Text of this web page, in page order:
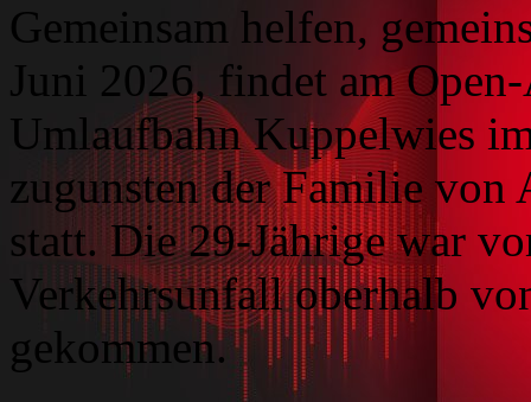
Gemeinsam helfen,
Juni 2026, findet am
Umlaufbahn Kuppelwies
zugunsten der Familie von
statt. Die 29-Jährige war
Verkehrsunfall oberhalb
gekommen.